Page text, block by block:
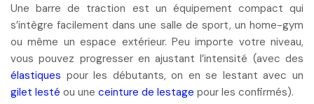
Une barre de traction est un équipement compact qui
s’intègre facilement dans une salle de sport, un home-gym
ou même un espace extérieur. Peu importe votre niveau,
vous pouvez progresser enajustant l’intensité (avec des
élastiques pour les débutants, on en se lestant avec un
gilet lesté ou une ceinture de lestage pour les confirmés).